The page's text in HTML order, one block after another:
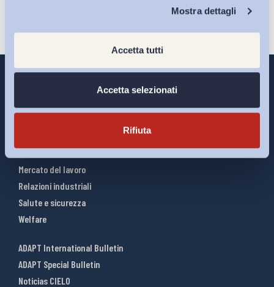
Mostra dettagli
Accetta tutti
Accetta selezionati
Rifiuta
Riforme del lavoro
Mercato del lavoro
Relazioni industriali
Salute e sicurezza
Welfare
ADAPT International Bulletin
ADAPT Special Bulletin
Noticias CIELO